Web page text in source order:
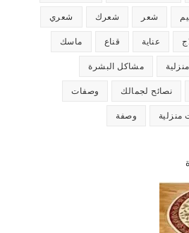
شعر شعرك شعري
عناية قناع ماسك
مشاكل البشرة
نصائح لجمالك وصفات
منزلية وصفة